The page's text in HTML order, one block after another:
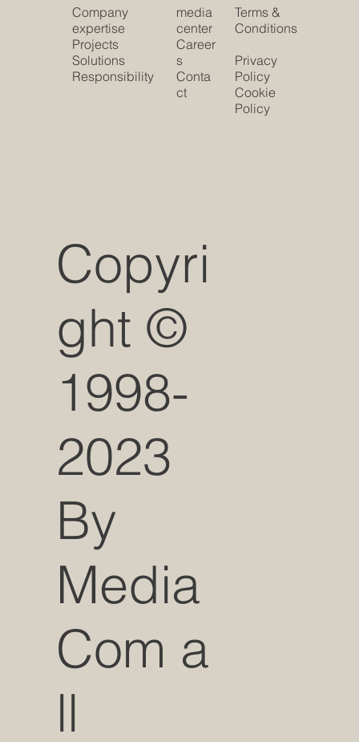
Copyri
ght ©
1998-
2023
By
Media
Com a
ll
Company
expertise
Projects
Solutions
Responsibility
media
center
Career
s
Conta
ct
Terms &
Conditions
Privacy
Policy
Cookie
Policy